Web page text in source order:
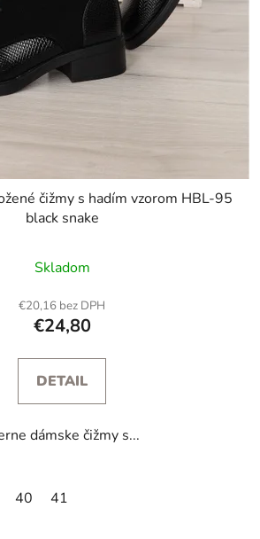
čižmy s hadím vzorom HBL-95
black snake
Skladom
€20,16 bez DPH
€24,80
DETAIL
dámske čižmy s...
40 41